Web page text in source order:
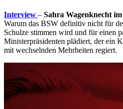
Interview – Sahra Wagenknecht
Warum das BSW definitiv nicht für
Schulze stimmen wird und für einen
Ministerpräsidenten plädiert, der ein
mit wechselnden Mehrheiten regiert.